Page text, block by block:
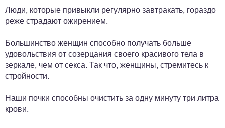
Люди, которые привыкли регулярно завтракать, гораздо
реже страдают ожирением.
Большинство женщин способно получать больше
удовольствия от созерцания своего красивого тела в
зеркале, чем от секса. Так что, женщины, стремитесь к
стройности.
Наши почки способны очистить за одну минуту три литра
крови.